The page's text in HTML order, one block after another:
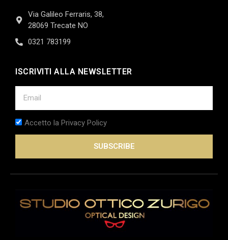
Via Galileo Ferraris, 38,
28069 Trecate NO
0321 783199
ISCRIVITI ALLA NEWSLETTER
Accetto la Privacy Policy
SUBSCRIBE